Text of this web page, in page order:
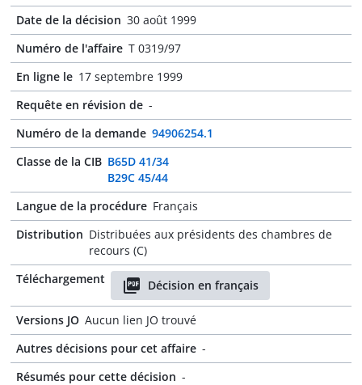
Date de la décision 30 août 1999
Numéro de l'affaire T 0319/97
En ligne le 17 septembre 1999
Requête en révision de -
Numéro de la demande 94906254.1
Classe de la CIB B65D 41/34
B29C 45/44
Langue de la procédure Français
Distribution Distribuées aux présidents des chambres de
recours (C)
Téléchargement
Décision en français
Versions JO Aucun lien JO trouvé
Autres décisions pour cet affaire -
Résumés pour cette décision -